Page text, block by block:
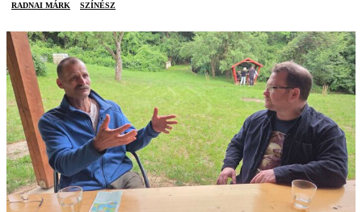
RADNAI MÁRK SZÍNÉSZ